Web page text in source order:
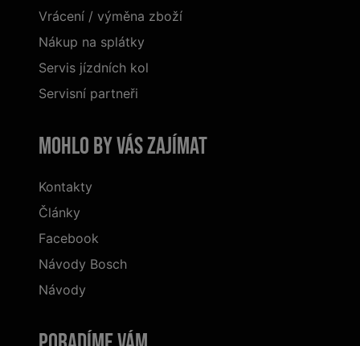
Vrácení / výměna zboží
Nákup na splátky
Servis jízdních kol
Servisní partneři
Mohlo by vás zajímat
Kontakty
Články
Facebook
Návody Bosch
Návody